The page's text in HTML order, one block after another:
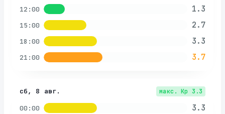
12:00 1.3
15:00 2.7
18:00 3.3
21:00 3.7
сб, 8 авг. макс. Kp 3.3
00:00 3.3